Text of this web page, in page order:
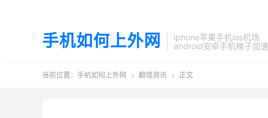
手机如何上外网
iphone苹果手机ios机场
android安卓手机梯子加
当前位置： 手机如何上外网  翻墙资讯  正文